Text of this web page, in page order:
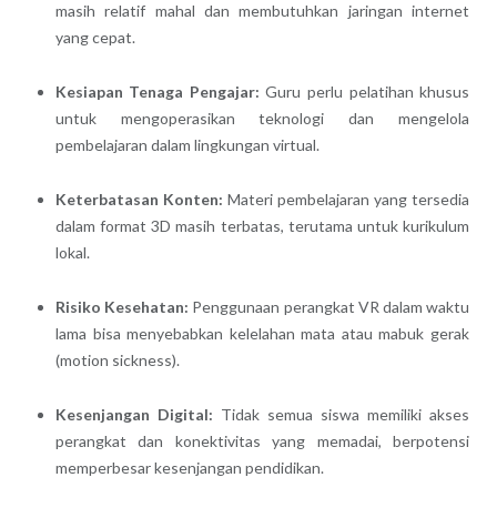
masih relatif mahal dan membutuhkan jaringan internet
yang cepat.
Kesiapan Tenaga Pengajar: Guru perlu pelatihan khusus
untuk mengoperasikan teknologi dan mengelola
pembelajaran dalam lingkungan virtual.
Keterbatasan Konten: Materi pembelajaran yang tersedia
dalam format 3D masih terbatas, terutama untuk kurikulum
lokal.
Risiko Kesehatan: Penggunaan perangkat VR dalam waktu
lama bisa menyebabkan kelelahan mata atau mabuk gerak
(motion sickness).
Kesenjangan Digital: Tidak semua siswa memiliki akses
perangkat dan konektivitas yang memadai, berpotensi
memperbesar kesenjangan pendidikan.